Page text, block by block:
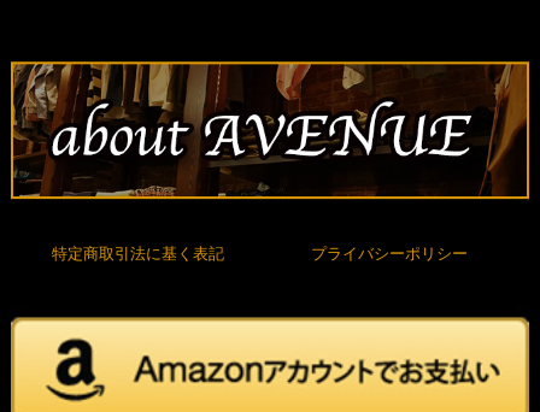
特定商取引法に基く表記 プライバシーポリシー